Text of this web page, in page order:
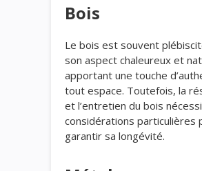
Bois
Le bois est souvent
son aspect chaleureux et
apportant une touche
tout espace. Toutefois, la
et l’entretien du bois
considérations particulières
garantir sa longévité.